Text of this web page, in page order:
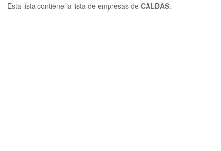
Esta lista contiene la lista de empresas de CALDAS.